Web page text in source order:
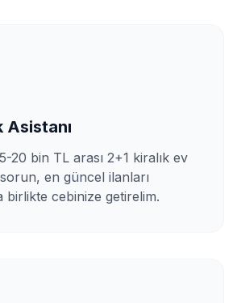
Asistanı
20 bin TL arası 2+1 kiralık ev
en güncel ilanları
birlikte cebinize getirelim.